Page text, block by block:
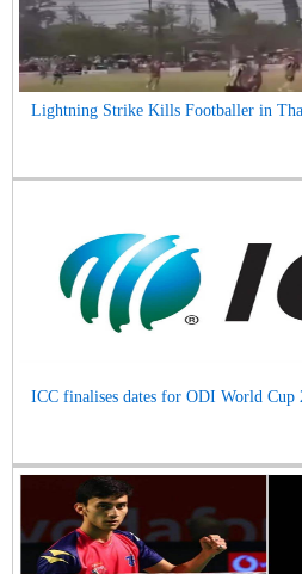
Lightning Strike Kills Footballer in
ICC finalises dates for ODI World Cup